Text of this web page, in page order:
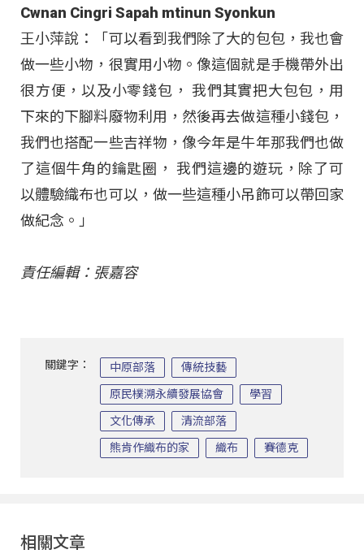
Cwnan Cingri Sapah mtinun Syonkun
王小萍說：「可以看到我們除了大的包包，我也會
做一些小物，很實用小物。像這個就是手機帶外出
很方便，以及小零錢包， 我們其實把大包包，用
下來的下腳料廢物利用，然後再去做這種小錢包，
我們也搭配一些吉祥物，像今年是牛年那我們也做
了這個牛角的鑰匙圈， 我們這邊的遊玩，除了可
以體驗織布也可以，做一些這種小吊飾可以帶回家
做紀念。」
責任編輯：張嘉容
關鍵字： 中原部落 傳統技藝
原民樸溯永續發展協會 學習
文化傳承 清流部落
熊肯作織布的家 織布 賽德克
相關文章